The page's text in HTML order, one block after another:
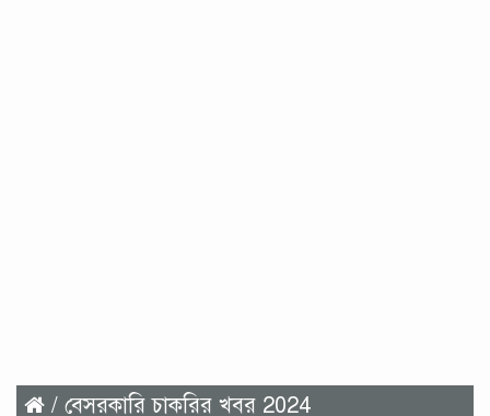
/ বেসরকারি চাকরির খবর 2024